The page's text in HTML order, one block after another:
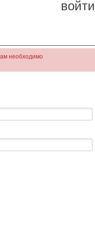
войти
необходимо